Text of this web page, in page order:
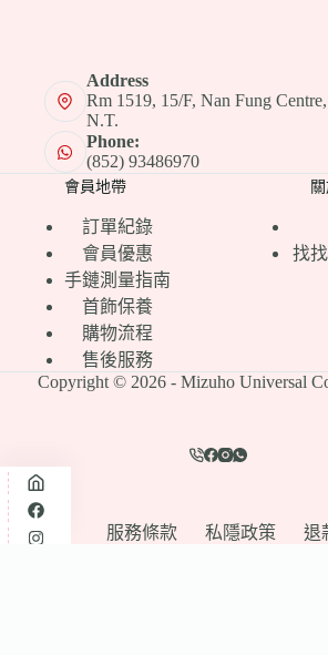
Address
Rm 1519, 15/F, Nan Fung
N.T.
Phone:
(852) 93486970
會員地帶
訂單紀錄
會員優惠
手鏈測量指南
首飾保養
購物流程
售後服務
找
Copyright © 2026 - Mizuho Universal
服務條款 私隱政策 退